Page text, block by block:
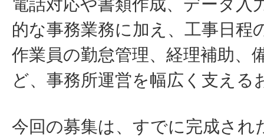
的な事務業務に加え、工事日程
作業員の勤怠管理、経理補助、
ど、事務所運営を幅広く支える
今回の募集は、すでに完成され